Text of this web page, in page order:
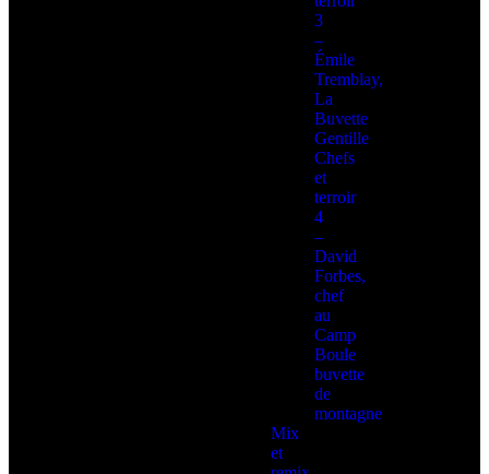
3
–
Émile
Tremblay,
La
Buvette
Gentille
Chefs
et
terroir
4
–
David
Forbes,
chef
au
Camp
Boule
buvette
de
montagne
Mix
et